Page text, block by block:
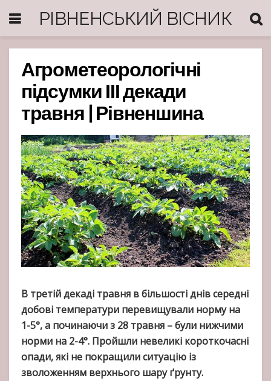
РІВНЕНСЬКИЙ ВІСНИК
Агрометеорологічні
підсумки ІІІ декади
травня | Рівненшина
В третій декаді травня в більшості днів середні
добові температури перевищували норму на
1-5°, а починаючи з 28 травня – були нижчими
норми на 2-4°. Пройшли невеликі короткочасні
опади, які не покращили ситуацію із
зволоженням верхнього шару ґрунту.